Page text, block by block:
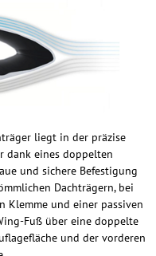
liegt in der präzise
dank eines doppelten
und sichere Befestigung
Dachträgern, bei
Klemme und einer passiven
Fuß über eine doppelte
und der vorderen